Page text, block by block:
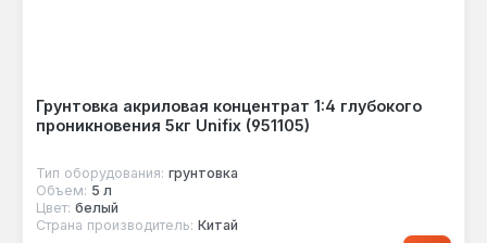
Грунтовка акриловая концентрат 1:4 глубокого
проникновения 5кг Unifix (951105)
Тип оборудования: грунтовка
Объем: 5 л
Цвет: белый
Страна производитель: Китай